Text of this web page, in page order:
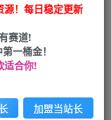
，可保存购买订单
寻找、如何ai智
源！每日稳定更新
赛道!
一桶金！
适合你!
加盟当站长